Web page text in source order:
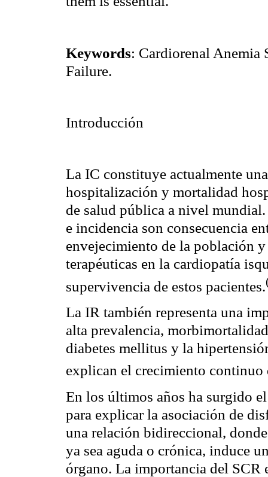
Keywords: Cardiorenal Anemia
Failure.
Introducción
La IC constituye actualmente
hospitalización y mortalidad
de salud pública a nivel
e incidencia son consecuencia
envejecimiento de la población
terapéuticas en la cardiopatía
supervivencia de estos pacientes.
La IR también representa una
alta prevalencia, morbimortalidad
diabetes mellitus y la
explican el crecimiento continuo
En los últimos años ha surgido
para explicar la asociación de
una relación bidireccional,
ya sea aguda o crónica, induce
órgano. La importancia del SCR